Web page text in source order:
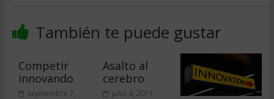
También te puede gustar
Competir
innovando
septiembre 7,
Asalto al
cerebro
julio 4, 2011